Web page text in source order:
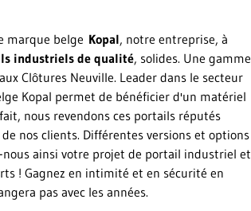
marque belge Kopal, notre entreprise, à
industriels de qualité, solides. Une gamme
Clôtures Neuville. Leader dans le secteur
Kopal permet de bénéficier d'un matériel
nous revendons ces portails réputés
nos clients. Différentes versions et options
nous ainsi votre projet de portail industriel et
! Gagnez en intimité et en sécurité en
pas avec les années.